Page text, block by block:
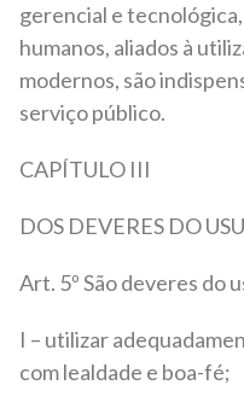
gerencial e
humanos, aliados à
modernos, são
serviço público.
CAPÍTULO III
DOS DEVERES DO
Art. 5º São deveres do
I – utilizar
com lealdade e boa-fé;